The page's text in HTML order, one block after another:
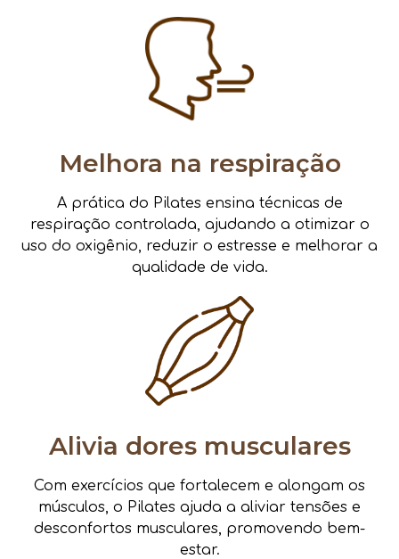
Melhora na respiração
A prática do Pilates ensina técnicas de
respiração controlada, ajudando a otimizar o
uso do oxigênio, reduzir o estresse e melhorar a
qualidade de vida.
Alivia dores musculares
Com exercícios que fortalecem e alongam os
músculos, o Pilates ajuda a aliviar tensões e
desconfortos musculares, promovendo bem-
estar.